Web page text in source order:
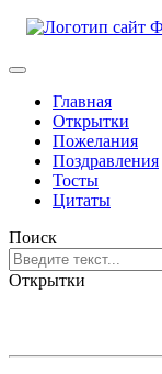
Главная
Открытки
Пожелания
Поздравления
Тосты
Цитаты
Поиск
Открытки